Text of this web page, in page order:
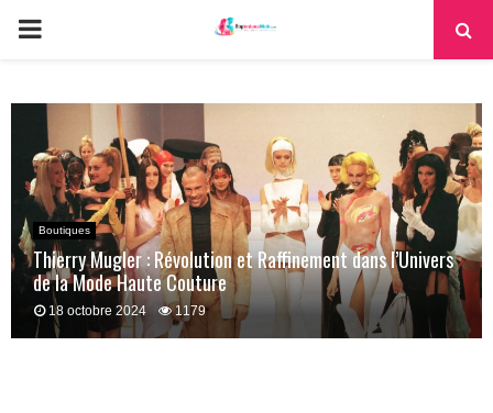
PRIMARY
Boutiques
Thierry Mugler : Révolution et Raffinement dans l’Univers
de la Mode Haute Couture
18 octobre 2024 1179